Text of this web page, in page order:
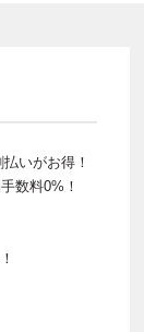
いがお得！
数料0%！